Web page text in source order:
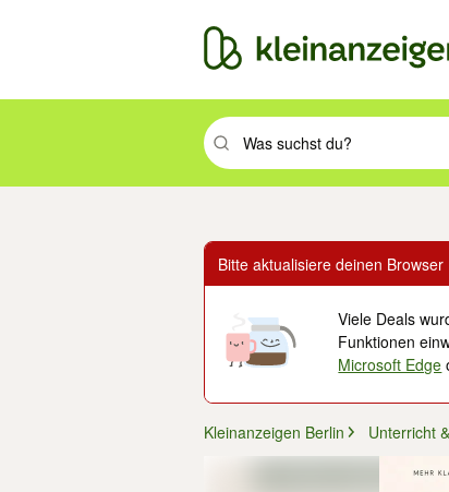
Suchbegriff eingeben.
Bitte aktualisiere deinen Browser
Viele Deals
Funktionen
Microsoft Edge
Kleinanzeigen Berlin Unterricht